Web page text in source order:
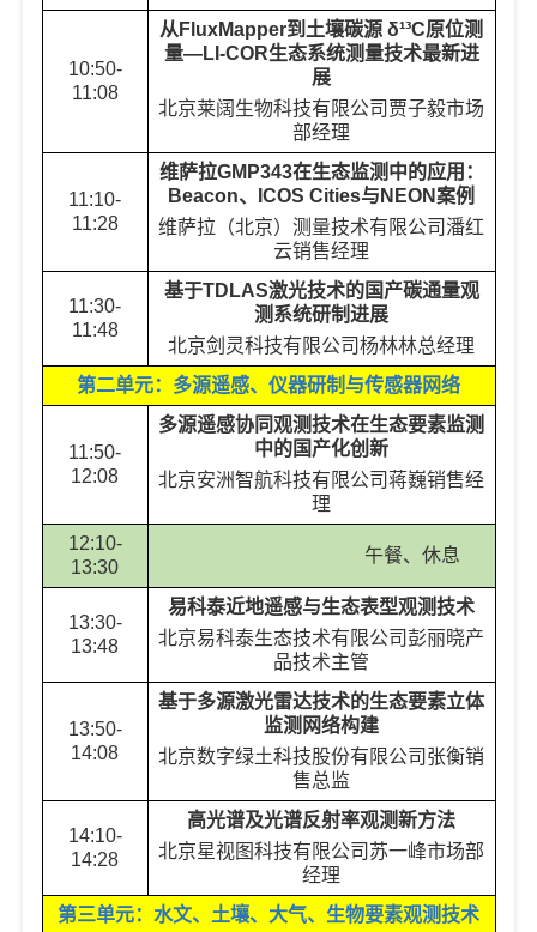
10:50-
11:08
从 FluxMapper到土壤碳源 δ¹³C原位测
量—LI-COR生态系统测量技术最新进
展
北京莱阔生物科技有限公司 贾子毅市场
部经理
11:10-
11:28
维萨拉GMP343在生态监测中的应用：
Beacon、 ICOS Cities与 NEON案例
维萨拉（北京）测量技术有限公司 潘红
云销售经理
11:30-
11:48
基于TDLAS激光技术的国产碳通量观
测系统研制进展
北京剑灵科技有限公司杨林林总经理
第二单元：多源遥感、仪器研制与传感器网络
11:50-
12:08
多源遥感协同观测技术在生态要素监测
中的国产化创新
北京安洲智航科技有限公司蒋巍销售经
理
12:10-
13:30
午餐、休息
13:30-
13:48
易科泰近地遥感与生态表型观测技术
北京易科泰生态技术有限公司彭丽晓产
品技术主管
13:50-
14:08
基于多源激光雷达技术的生态要素立体
监测网络构建
北京数字绿土科技股份有限公司 张衡销
售总监
14:10-
14:28
高光谱及光谱反射率观测新方法
北京星视图科技有限公司 苏一峰市场部
经理
第三单元：水文、土壤、大气、生物要素观测技术